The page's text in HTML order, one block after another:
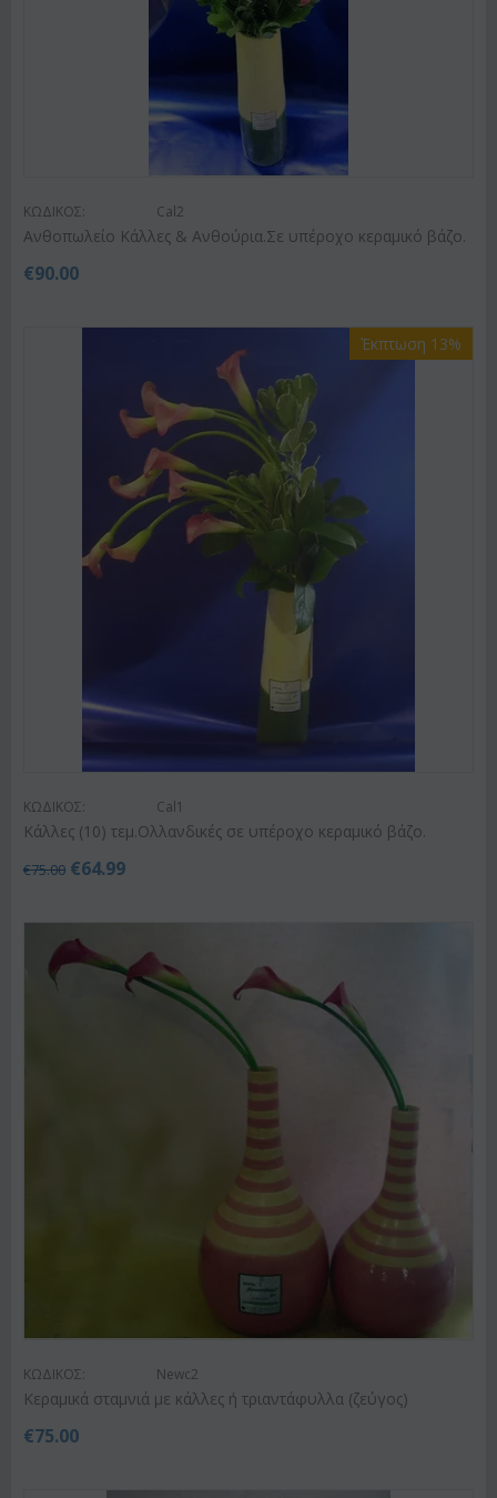
ΚΩΔΙΚΟΣ: Cal2
Ανθοπωλείο Κάλλες & Ανθούρια.Σε υπέροχο κεραμικό βάζο.
€90.00
Έκπτωση 13%
ΚΩΔΙΚΟΣ: Cal1
Κάλλες (10) τεμ.Ολλανδικές σε υπέροχο κεραμικό βάζο.
€75.00 €64.99
ΚΩΔΙΚΟΣ: Newc2
Κεραμικά σταμνιά με κάλλες ή τριαντάφυλλα (ζεύγος)
€75.00